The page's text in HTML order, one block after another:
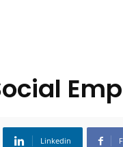
Linkedin